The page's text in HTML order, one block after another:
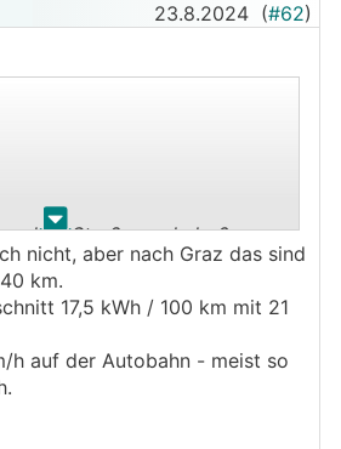
23.8.2024 (#62)
. .
Straßenverkehr ?
nach Jesolo über die
?
bei 100% Volladung
ausgehen kann - und der
viel ehrlicher als die WLTP-
nicht, aber nach Graz das sind
km.
17,5 kWh / 100 km mit 21
h auf der Autobahn - meist so